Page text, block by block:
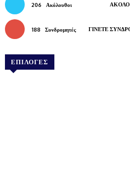
206 Ακόλουθοι
188 Συνδρομητές ΓΊΝΕΤΕ
ΕΠΙΛΟΓΕΣ